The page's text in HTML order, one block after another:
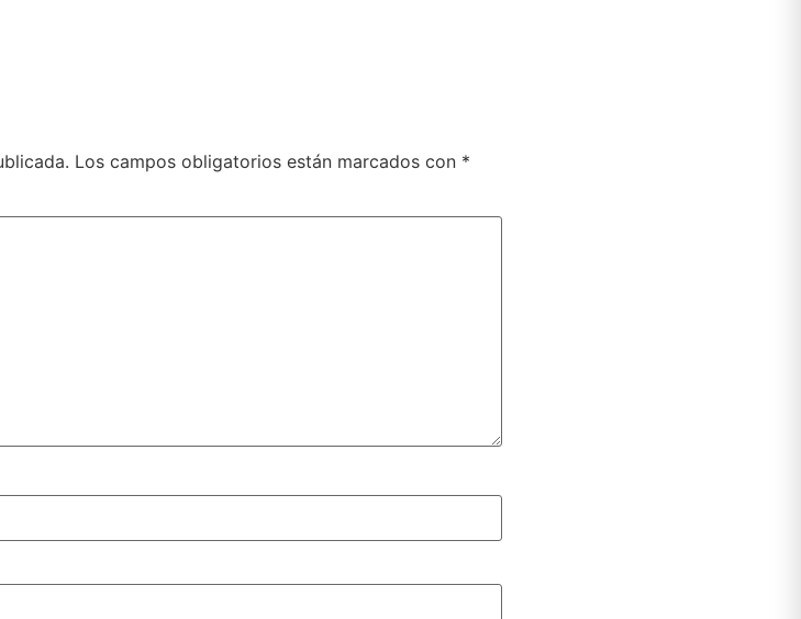
Los campos obligatorios están marcados con *